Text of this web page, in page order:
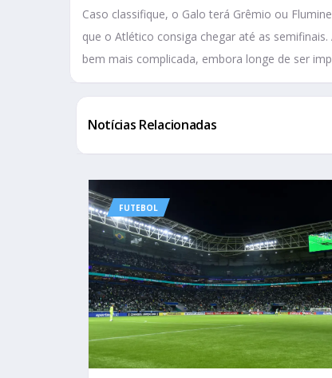
Caso classifique, o Galo terá Grêmio ou
que o Atlético consiga chegar até as
bem mais complicada, embora longe de ser
Notícias Relacionadas
FUTEBOL